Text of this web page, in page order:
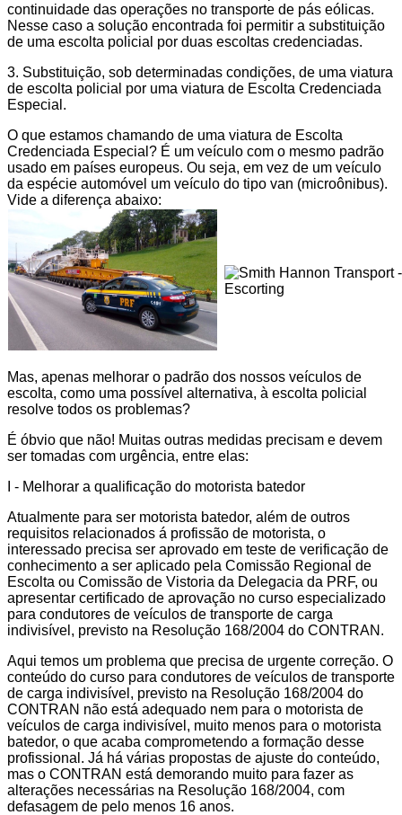
continuidade das operações no transporte de pás eólicas.
Nesse caso a solução encontrada foi permitir a substituição
de uma escolta policial por duas escoltas credenciadas.
3. Substituição, sob determinadas condições, de uma viatura
de escolta policial por uma viatura de Escolta Credenciada
Especial.
O que estamos chamando de uma viatura de Escolta
Credenciada Especial ? É um veículo com o mesmo padrão
usado em países europeus. Ou seja, em vez de um veículo
da espécie automóvel um veículo do tipo van (microônibus).
Vide a diferença abaixo:
Mas, apenas melhorar o padrão dos nossos veículos de
escolta, como uma possível alternativa, à escolta policial
resolve todos os problemas?
É óbvio que não! Muitas outras medidas precisam e devem
ser tomadas com urgência, entre elas:
I - Melhorar a qualificação do motorista batedor
Atualmente para ser motorista batedor, além de outros
requisitos relacionados á profissão de motorista, o
interessado precisa ser aprovado em teste de verificação de
conhecimento a ser aplicado pela Comissão Regional de
Escolta ou Comissão de Vistoria da Delegacia da PRF, ou
apresentar certificado de aprovação no curso especializado
para condutores de veículos de transporte de carga
indivisível, previsto na Resolução 168/2004 do CONTRAN.
Aqui temos um problema que precisa de urgente correção. O
conteúdo do curso para condutores de veículos de transporte
de carga indivisível, previsto na Resolução 168/2004 do
CONTRAN não está adequado nem para o motorista de
veículos de carga indivisível, muito menos para o motorista
batedor, o que acaba comprometendo a formação desse
profissional. Já há várias propostas de ajuste do conteúdo,
mas o CONTRAN está demorando muito para fazer as
alterações necessárias na Resolução 168/2004, com
defasagem de pelo menos 16 anos.